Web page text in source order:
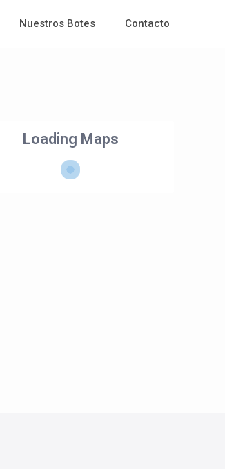
Nuestros Botes Contacto
Loading Maps